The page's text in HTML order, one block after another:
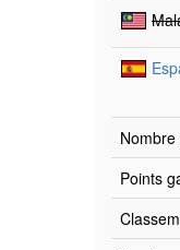
Points